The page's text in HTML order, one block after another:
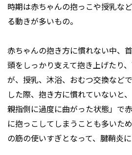
時期は赤ちゃんの抱っこや授乳な
る動きが多いもの。
赤ちゃんの抱き方に慣れない中、
頭をしっかり支えて抱き上げたり
が、授乳、沐浴、おむつ交換など
した際、抱き方に慣れていないと
親指側に過度に曲がった状態」で
に抱っこしてしまうことも多いた
の筋の使いすぎとなって、腱鞘炎